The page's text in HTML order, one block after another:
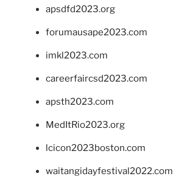
apsdfd2023.org
forumausape2023.com
imkl2023.com
careerfaircsd2023.com
apsth2023.com
MedItRio2023.org
lcicon2023boston.com
waitangidayfestival2022.com